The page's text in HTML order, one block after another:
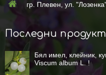
гр. Плевен, ул.
Последни
Бял имел, клейник,
Viscum album L. !